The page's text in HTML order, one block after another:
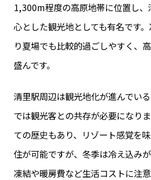
1,300m程度の高原地帯に位置し、
心とした観光地としても有名です
り夏場でも比較的過ごしやすく、
盛んです。
清里駅周辺は観光地化が進んでい
では観光客との共存が必要になり
ての歴史もあり、リゾート感覚を
住が可能ですが、冬季は冷え込み
凍結や暖房費など生活コストに注